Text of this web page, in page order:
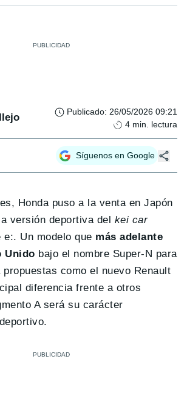
Publicado: 26/05/2026 09:21
4 min. lectura
Síguenos en Google
Honda puso a la venta en Japón
versión deportiva del kei car
Un modelo que más adelante
Unido bajo el nombre Super-N para
como el nuevo Renault
diferencia frente a otros
A será su carácter